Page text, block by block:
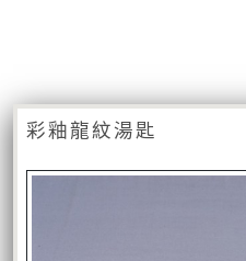
彩釉龍紋湯匙